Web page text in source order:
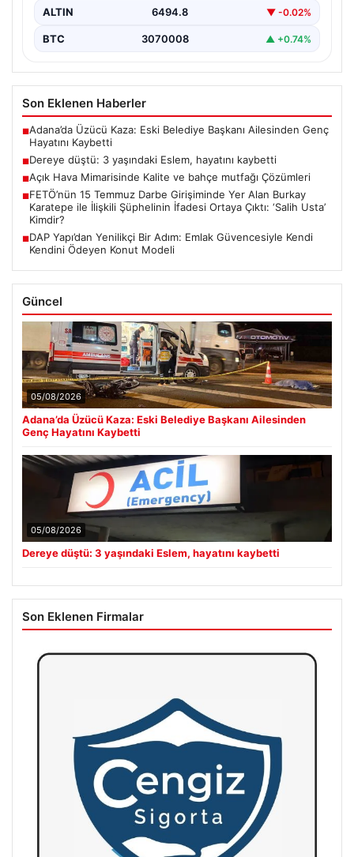
ALTIN 6494.8 ▼ -0.02%
BTC 3070008 ▲ +0.74%
Son Eklenen Haberler
■Adana’da Üzücü Kaza: Eski Belediye Başkanı Ailesinden Genç
Hayatını Kaybetti
■Dereye düştü: 3 yaşındaki Eslem, hayatını kaybetti
■Açık Hava Mimarisinde Kalite ve bahçe mutfağı Çözümleri
■FETÖ’nün 15 Temmuz Darbe Girişiminde Yer Alan Burkay
Karatepe ile İlişkili Şüphelinin İfadesi Ortaya Çıktı: ‘Salih Usta’
Kimdir?
■DAP Yapı’dan Yenilikçi Bir Adım: Emlak Güvencesiyle Kendi
Kendini Ödeyen Konut Modeli
Güncel
05/08/2026
Adana’da Üzücü Kaza: Eski Belediye Başkanı Ailesinden
Genç Hayatını Kaybetti
05/08/2026
Dereye düştü: 3 yaşındaki Eslem, hayatını kaybetti
Son Eklenen Firmalar